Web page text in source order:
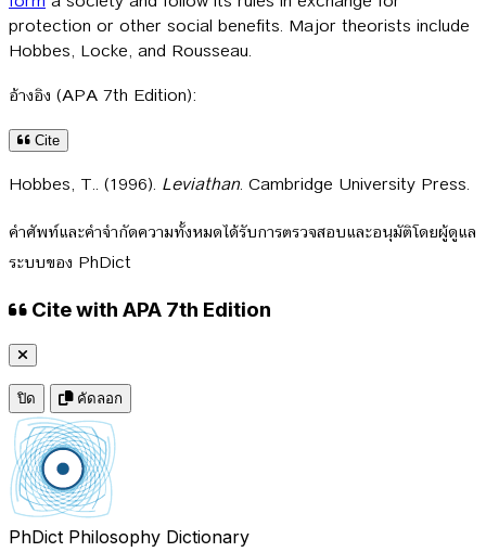
protection or other social benefits. Major theorists include
Hobbes, Locke, and Rousseau.
อ้างอิง (APA 7th Edition):
Cite
Hobbes, T.. (1996). Leviathan. Cambridge University Press.
คำศัพท์และคำจำกัดความทั้งหมดได้รับการตรวจสอบและอนุมัติโดยผู้ดูแล
ระบบของ PhDict
Cite with APA 7th Edition
ปิด คัดลอก
PhDict Philosophy Dictionary